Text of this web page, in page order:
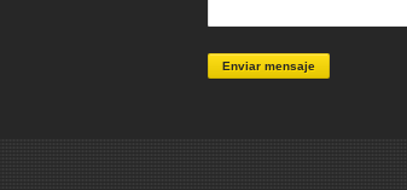
Enviar mensaje